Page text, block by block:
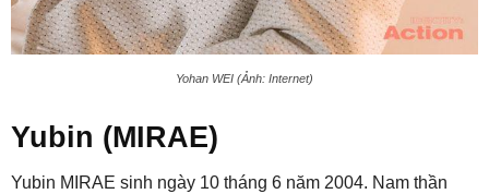
Yohan WEI (Ảnh: Internet)
Yubin (MIRAE)
Yubin MIRAE sinh ngày 10 tháng 6 năm 2004. Nam thần